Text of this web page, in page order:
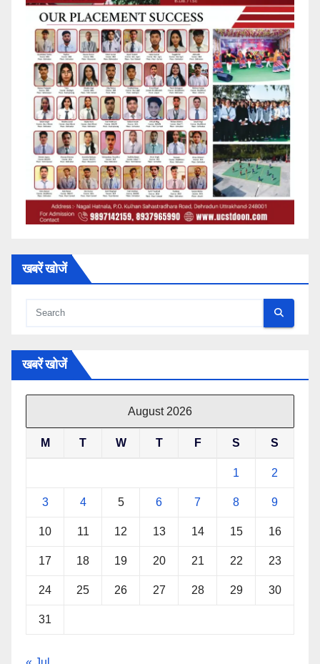
खबरें खोजें
खबरें खोजें
August 2026
M T W T F S S
1 2
3 4 5 6 7 8 9
10 11 12 13 14 15 16
17 18 19 20 21 22 23
24 25 26 27 28 29 30
31